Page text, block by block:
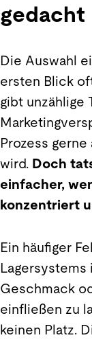
gedacht
Die Auswahl
ersten Blick
gibt unzählige
Prozess
wird. Doch
einfacher,
konzentriert
Ein häufiger
Geschmack
einfließen zu
keinen Platz.